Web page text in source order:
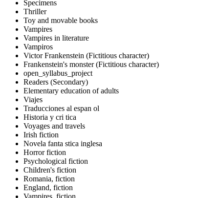
Specimens
Thriller
Toy and movable books
Vampires
Vampires in literature
Vampiros
Victor Frankenstein (Fictitious character)
Frankenstein's monster (Fictitious character)
open_syllabus_project
Readers (Secondary)
Elementary education of adults
Viajes
Traducciones al espan ol
Historia y cri tica
Voyages and travels
Irish fiction
Novela fanta stica inglesa
Horror fiction
Psychological fiction
Children's fiction
Romania, fiction
England, fiction
Vampires, fiction